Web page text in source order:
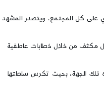
على كل المجتمع، ويتصدر المشهد
مكثف من خلال خطابات عاطفية
تلك الجهة، بحيث تكرس سلطتها